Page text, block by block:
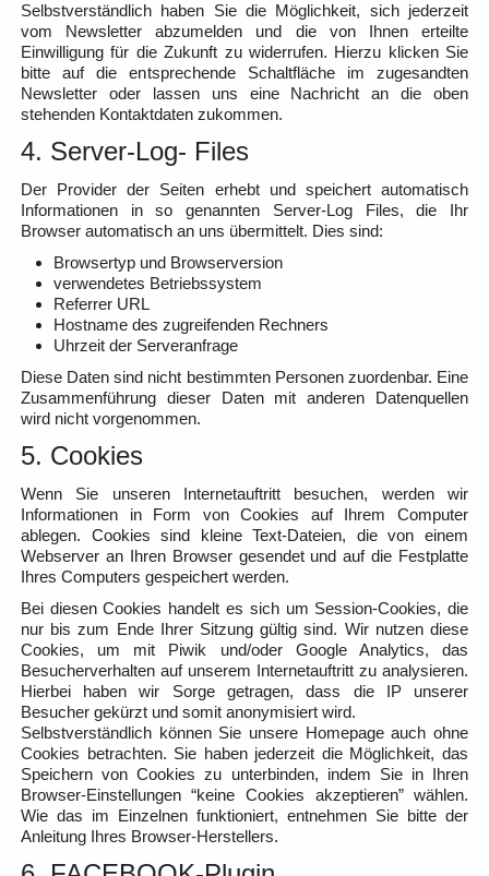
Selbstverständlich haben Sie die Möglichkeit, sich jederzeit
vom Newsletter abzumelden und die von Ihnen erteilte
Einwilligung für die Zukunft zu widerrufen. Hierzu klicken Sie
bitte auf die entsprechende Schaltfläche im zugesandten
Newsletter oder lassen uns eine Nachricht an die oben
stehenden Kontaktdaten zukommen.
4. Server-Log- Files
Der Provider der Seiten erhebt und speichert automatisch
Informationen in so genannten Server-Log Files, die Ihr
Browser automatisch an uns übermittelt. Dies sind:
Browsertyp und Browserversion
verwendetes Betriebssystem
Referrer URL
Hostname des zugreifenden Rechners
Uhrzeit der Serveranfrage
Diese Daten sind nicht bestimmten Personen zuordenbar. Eine
Zusammenführung dieser Daten mit anderen Datenquellen
wird nicht vorgenommen.
5. Cookies
Wenn Sie unseren Internetauftritt besuchen, werden wir
Informationen in Form von Cookies auf Ihrem Computer
ablegen. Cookies sind kleine Text-Dateien, die von einem
Webserver an Ihren Browser gesendet und auf die Festplatte
Ihres Computers gespeichert werden.
Bei diesen Cookies handelt es sich um Session-Cookies, die
nur bis zum Ende Ihrer Sitzung gültig sind. Wir nutzen diese
Cookies, um mit Piwik und/oder Google Analytics, das
Besucherverhalten auf unserem Internetauftritt zu analysieren.
Hierbei haben wir Sorge getragen, dass die IP unserer
Besucher gekürzt und somit anonymisiert wird.
Selbstverständlich können Sie unsere Homepage auch ohne
Cookies betrachten. Sie haben jederzeit die Möglichkeit, das
Speichern von Cookies zu unterbinden, indem Sie in Ihren
Browser-Einstellungen “keine Cookies akzeptieren” wählen.
Wie das im Einzelnen funktioniert, entnehmen Sie bitte der
Anleitung Ihres Browser-Herstellers.